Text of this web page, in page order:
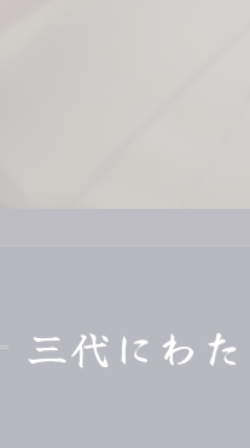
土
三代にわ